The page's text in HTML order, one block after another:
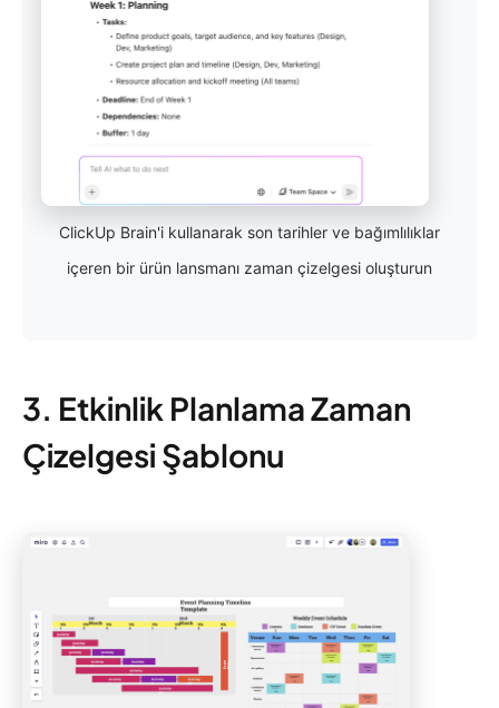
ClickUp Brain'i kullanarak son tarihler ve bağımlılıklar
içeren bir ürün lansmanı zaman çizelgesi oluşturun
3. Etkinlik Planlama Zaman
Çizelgesi Şablonu